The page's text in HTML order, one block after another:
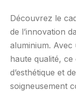
Découvrez le
de l’innovation
aluminium.
haute qualité,
d’esthétique et
soigneusement